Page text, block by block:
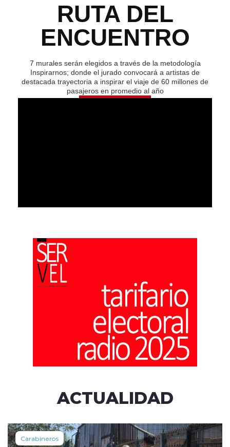
RUTA DEL
ENCUENTRO
7 murales serán elegidos a través de la metodología
Inspirarnos; donde el jurado convocará a artistas de
destacada trayectoria a inspirar el viaje de 60 millones de
pasajeros en promedio al año
ACTUALIDAD
Carabineros